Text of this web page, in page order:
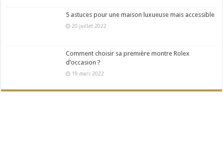
5 astuces pour une maison luxueuse mais accessible
20 juillet 2022
Comment choisir sa première montre Rolex
d’occasion ?
19 mars 2022